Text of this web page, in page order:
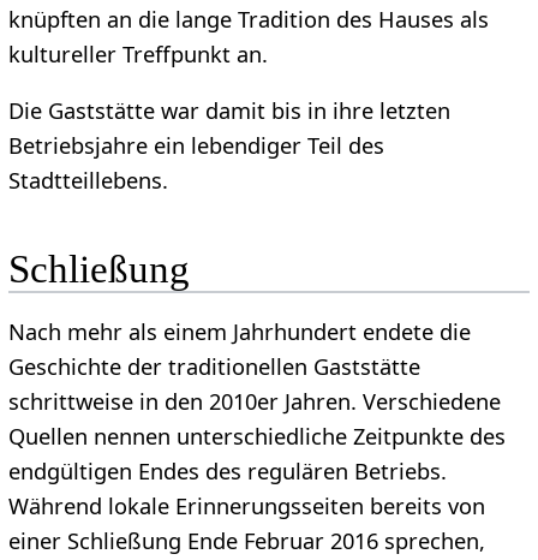
knüpften an die lange Tradition des Hauses als
kultureller Treffpunkt an.
Die Gaststätte war damit bis in ihre letzten
Betriebsjahre ein lebendiger Teil des
Stadtteillebens.
Schließung
Nach mehr als einem Jahrhundert endete die
Geschichte der traditionellen Gaststätte
schrittweise in den 2010er Jahren. Verschiedene
Quellen nennen unterschiedliche Zeitpunkte des
endgültigen Endes des regulären Betriebs.
Während lokale Erinnerungsseiten bereits von
einer Schließung Ende Februar 2016 sprechen,